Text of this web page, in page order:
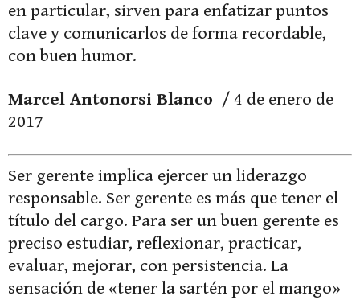
en particular, sirven para enfatizar puntos
clave y comunicarlos de forma recordable,
con buen humor.
Marcel Antonorsi Blanco / 4 de enero de
2017
Ser gerente implica ejercer un liderazgo
responsable. Ser gerente es más que tener el
título del cargo. Para ser un buen gerente es
preciso estudiar, reflexionar, practicar,
evaluar, mejorar, con persistencia. La
sensación de «tener la sartén por el mango»